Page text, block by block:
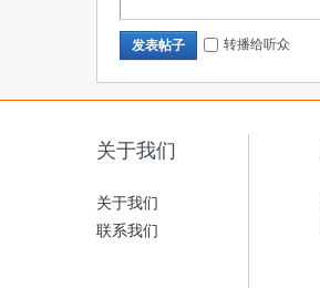
发表帖子 转播给听众
关于我们
关于我们
联系我们